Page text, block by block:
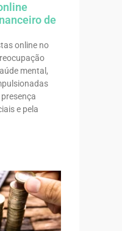
de
online no
mental,
e pela